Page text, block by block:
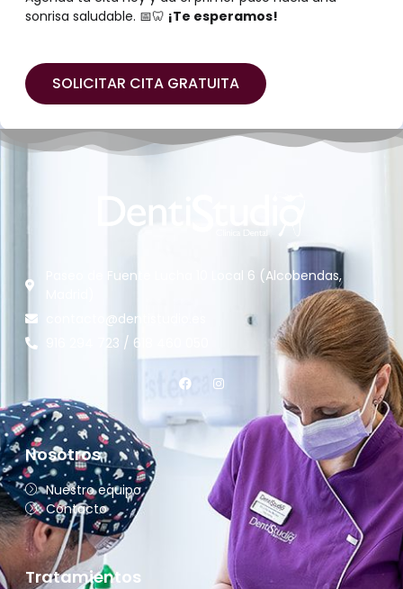
sonrisa saludable. 📅🦷 ¡Te esperamos!
SOLICITAR CITA GRATUITA
Paseo de Fuente Lucha 10 Local 6 (Alcobendas,
contacto@dentistudio.es
916 294 723 / 618 460 050
Nosotros
Nuestro equipo
Contacto
Tratamientos